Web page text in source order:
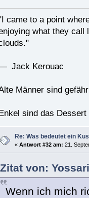
came to a point
what they call
Jack Kerouac
Männer sind
Enkel sind das
Re: Was bedeutet ein
« Antwort #32 am: 21.
Zitat von:
Wenn ich mich